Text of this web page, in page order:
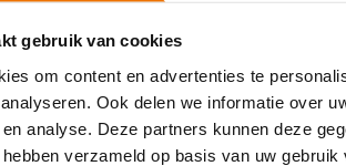
gebruik van cookies
om content en advertenties te
Ook delen we informatie over
analyse. Deze partners kunnen deze
verzameld op basis van uw gebruik